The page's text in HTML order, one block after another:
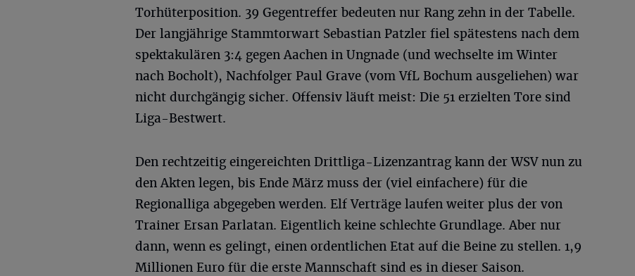
Torhüterposition. 39 Gegentreffer bedeuten nur Rang zehn in der Tabelle.
Der langjährige Stammtorwart Sebastian Patzler fiel spätestens nach dem
spektakulären 3:4 gegen Aachen in Ungnade (und wechselte im Winter
nach Bocholt), Nachfolger Paul Grave (vom VfL Bochum ausgeliehen) war
nicht durchgängig sicher. Offensiv läuft meist: Die 51 erzielten Tore sind
Liga-Bestwert.
Den rechtzeitig eingereichten Drittliga-Lizenzantrag kann der WSV nun zu
den Akten legen, bis Ende März muss der (viel einfachere) für die
Regionalliga abgegeben werden. Elf Verträge laufen weiter plus der von
Trainer Ersan Parlatan. Eigentlich keine schlechte Grundlage. Aber nur
dann, wenn es gelingt, einen ordentlichen Etat auf die Beine zu stellen. 1,9
Millionen Euro für die erste Mannschaft sind es in dieser Saison.